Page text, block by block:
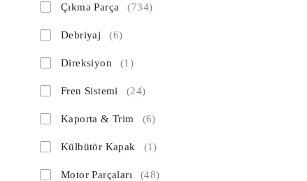
Çıkma Parça (734)
Debriyaj (6)
Direksiyon (1)
Fren Sistemi (24)
Kaporta & Trim (6)
Külbütör Kapak (1)
Motor Parçaları (48)